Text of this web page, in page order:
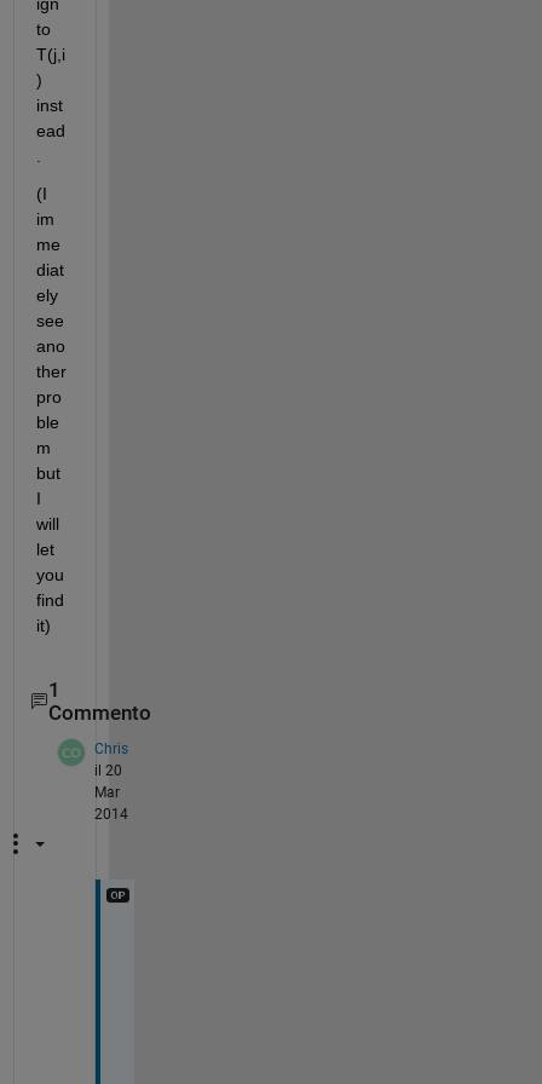
to
T(j,i
)
inst
ead
(I
im
me
diat
ely
see
ano
ther
pro
ble
m
but
I
will
let
you
find
it)
1
Commento
Chris
il 20
Mar
2014